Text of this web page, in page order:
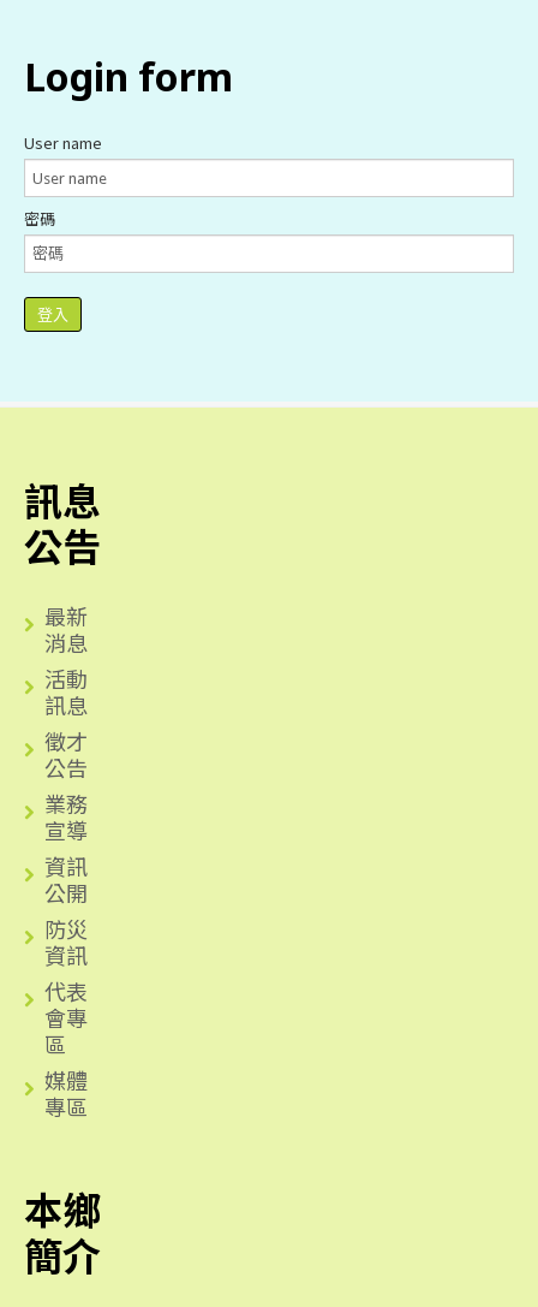
login form
User name
密碼
登入
訊息
公告
最新
消息
活動
訊息
徵才
公告
業務
宣導
資訊
公開
防災
資訊
代表
會專
區
媒體
專區
本鄉
簡介